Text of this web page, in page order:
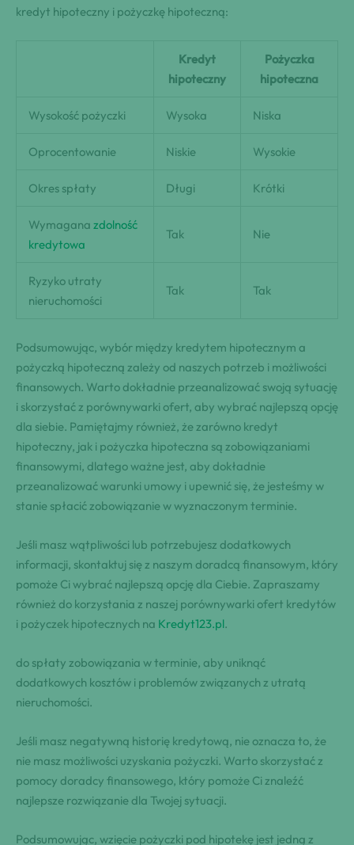
kredyt hipoteczny i pożyczkę hipoteczną:
Kredyt
hipoteczny
Pożyczka
hipoteczna
Wysokość pożyczki Wysoka Niska
Oprocentowanie Niskie Wysokie
Okres spłaty Długi Krótki
Wymagana zdolność
kredytowa
Tak Nie
Ryzyko utraty
nieruchomości
Tak Tak
Podsumowując, wybór między kredytem hipotecznym a
pożyczką hipoteczną zależy od naszych potrzeb i możliwości
finansowych. Warto dokładnie przeanalizować swoją sytuację
i skorzystać z porównywarki ofert, aby wybrać najlepszą opcję
dla siebie. Pamiętajmy również, że zarówno kredyt
hipoteczny, jak i pożyczka hipoteczna są zobowiązaniami
finansowymi, dlatego ważne jest, aby dokładnie
przeanalizować warunki umowy i upewnić się, że jesteśmy w
stanie spłacić zobowiązanie w wyznaczonym terminie.
Jeśli masz wątpliwości lub potrzebujesz dodatkowych
informacji, skontaktuj się z naszym doradcą finansowym, który
pomoże Ci wybrać najlepszą opcję dla Ciebie. Zapraszamy
również do korzystania z naszej porównywarki ofert kredytów
i pożyczek hipotecznych na Kredyt123.pl.
do spłaty zobowiązania w terminie, aby uniknąć
dodatkowych kosztów i problemów związanych z utratą
nieruchomości.
Jeśli masz negatywną historię kredytową, nie oznacza to, że
nie masz możliwości uzyskania pożyczki. Warto skorzystać z
pomocy doradcy finansowego, który pomoże Ci znaleźć
najlepsze rozwiązanie dla Twojej sytuacji.
Podsumowując, wzięcie pożyczki pod hipotekę jest jedną z